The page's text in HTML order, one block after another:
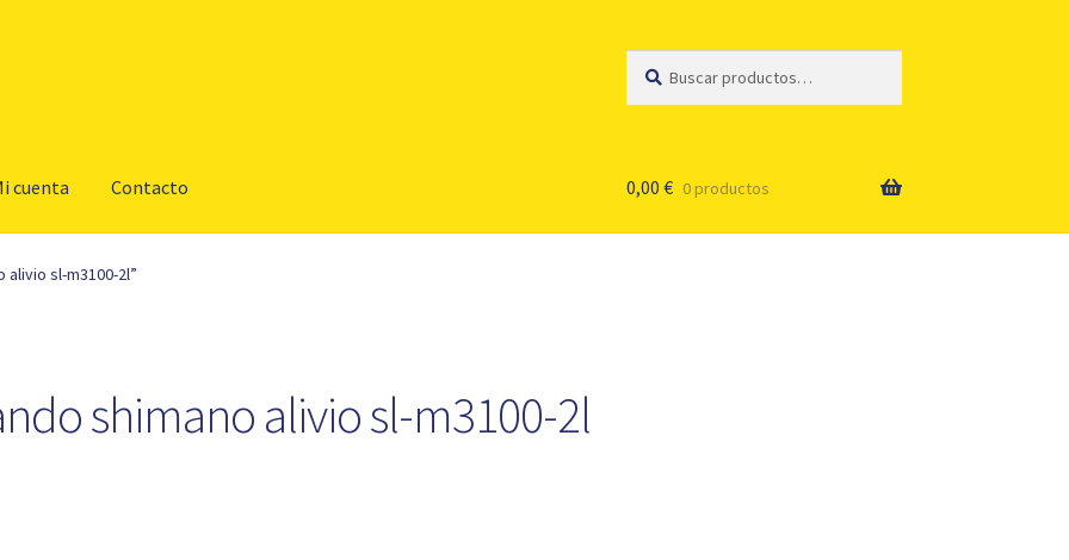
por:
cuenta Contacto 0,00 € 0 productos
sl-m3100-2l”
shimano alivio sl-m3100-2l